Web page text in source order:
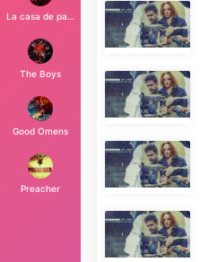
La casa de papel
The Boys
Good Omens
Preacher